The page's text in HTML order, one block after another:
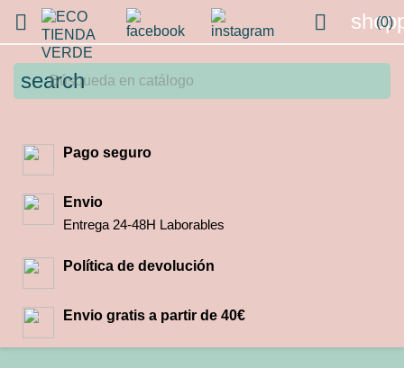
 (0)

search
Pago seguro
Envio
Entrega 24-48H Laborables
Política de devolución
Envio gratis a partir de 40€